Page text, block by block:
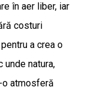
în aer liber, iar
costuri
a crea o
natura,
atmosferă